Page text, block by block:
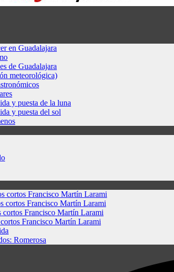
en Guadalajara
de Guadalajara
meteorológica)
y puesta de la luna
y puesta del sol
cortos Francisco Martín Larami
cortos Francisco Martín Larami
cortos Francisco Martín Larami
Francisco Martín Larami
Romerosa